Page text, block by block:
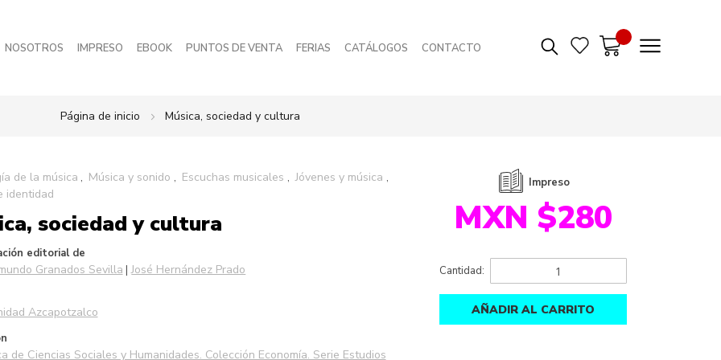
NOSOTROS IMPRESO EBOOK PUNTOS DE VENTA FERIAS CATÁLOGOS CONTACTO
Página de inicio Música, sociedad y cultura
de la música Música y sonido Escuchas musicales
Jóvenes y música
identidad
sociedad y cultura
editorial de
Granados Sevilla José Hernández Prado
Azcapotzalco
de Ciencias Sociales y Humanidades. Colección Economía. Serie Estudios
Impreso
MXN $280
Cantidad:
AÑADIR AL CARRITO